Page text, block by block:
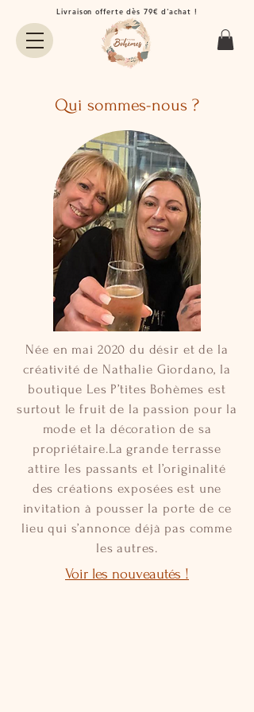
Livraison offerte dès 79€ d'achat !
Qui sommes-nous ?
​Née en mai 2020 du désir et de la
créativité de Nathalie Giordano, la
boutique Les P’tites Bohèmes est
surtout le fruit de la passion pour la
mode et la décoration de sa
propriétaire.La grande terrasse
attire les passants et l’originalité
des créations exposées est une
invitation à pousser la porte de ce
lieu qui s’annonce déjà pas comme
les autres.
Voir les nouveautés !